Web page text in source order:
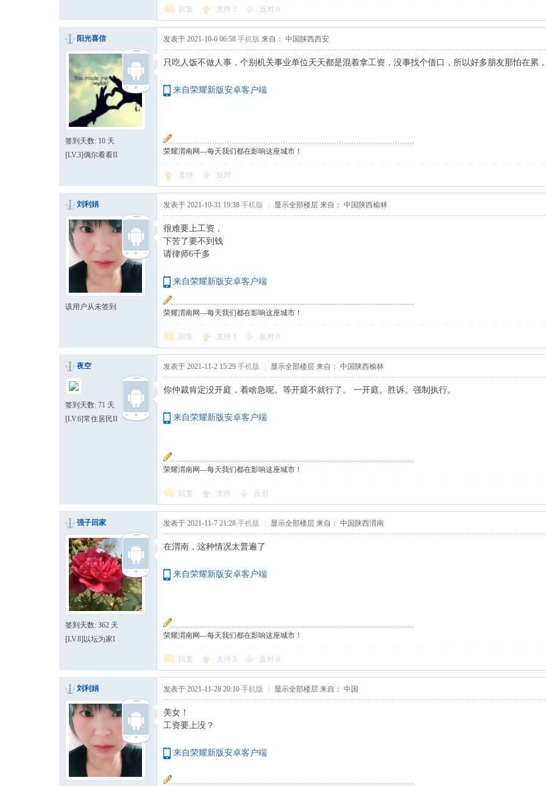
回复 支持 2 反对 0
阳光喜信
签到天数: 10 天
[LV.3]偶尔看看II
发表于 2021-10-6 06:58 手机版 来自： 中国陕西西安
只吃人饭不做人事，个别机关事业单位天天都是混着拿工资，没事找个借口，所以好多朋友那怕在累
来自荣耀新版安卓客户端
荣耀渭南网---每天我们都在影响这座城市！
支持 反对
刘利娟
该用户从未签到
发表于 2021-10-31 19:38 手机版 显示全部楼层 来自： 中国陕西榆林
很难要上工资，
下苦了要不到钱
请律师6千多
来自荣耀新版安卓客户端
荣耀渭南网---每天我们都在影响这座城市！
回复 支持 反对 0
夜空
签到天数: 71 天
[LV.6]常住居民II
发表于 2021-11-2 15:29 手机版 显示全部楼层 来自： 中国陕西榆林
你仲裁肯定没开庭，着啥急呢。等开庭不就行了。 一开庭。胜诉。强制执行。
来自荣耀新版安卓客户端
荣耀渭南网---每天我们都在影响这座城市！
回复 支持 反对
强子回家
签到天数: 362 天
[LV.8]以坛为家I
发表于 2021-11-7 21:28 手机版 显示全部楼层 来自： 中国陕西渭南
在渭南，这种情况太普遍了
来自荣耀新版安卓客户端
荣耀渭南网---每天我们都在影响这座城市！
回复 支持 3 反对 0
刘利娟 发表于 2021-11-28 20:10 手机版 显示全部楼层 来自： 中国
美女！
工资要上没？
来自荣耀新版安卓客户端